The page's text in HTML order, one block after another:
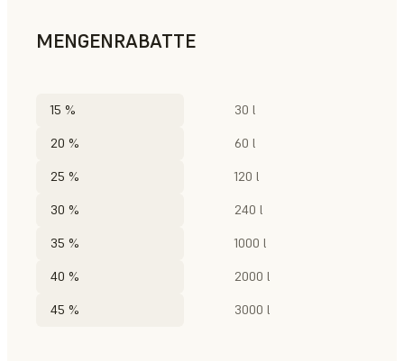
MENGENRABATTE
15 % 30 l
20 % 60 l
25 % 120 l
30 % 240 l
35 % 1000 l
40 % 2000 l
45 % 3000 l